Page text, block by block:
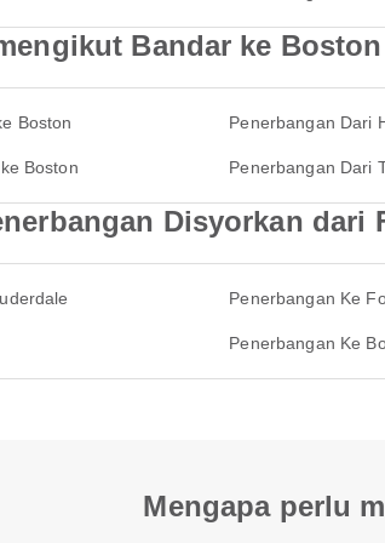
Bandar ke Boston
Boston Penerbangan Dari
Boston Penerbangan Dari
Disyorkan dari
Penerbangan Ke
Penerbangan Ke
Mengapa perlu